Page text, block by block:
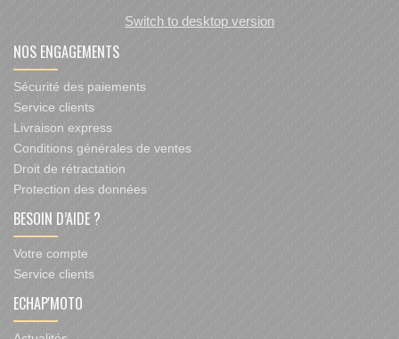
Switch to desktop version
NOS ENGAGEMENTS
Sécurité des paiements
Service clients
Livraison express
Conditions générales de ventes
Droit de rétractation
Protection des données
BESOIN D’AIDE ?
Votre compte
Service clients
ECHAP'MOTO